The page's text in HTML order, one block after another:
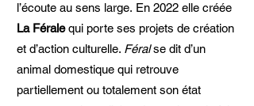
l’écoute au sens large.​ En 2022 elle créée
La Féralequi porte ses projets de création
et d’action culturelle. Féralse dit d’un
animal domestique qui retrouve
partiellement ou totalement son état